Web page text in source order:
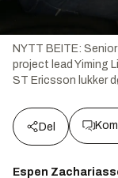
NYTT BEITE:
project lead Yiming
ST Ericsson lukker
Del
Espen